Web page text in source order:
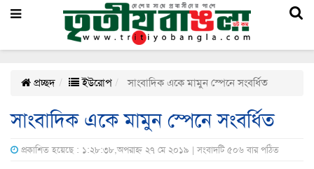
প্রচ্ছদ ইউরোপ সাংবাদিক একে মামুন স্পেনে সংবর্ধিত
সাংবাদিক একে মামুন স্পেনে সংবর্ধিত
প্রকাশিত হয়েছে : ১:২৮:৩৮,অপরাহ্ন ২৭ মে ২০১৯ | সংবাদটি ৫০৬ বার পঠিত